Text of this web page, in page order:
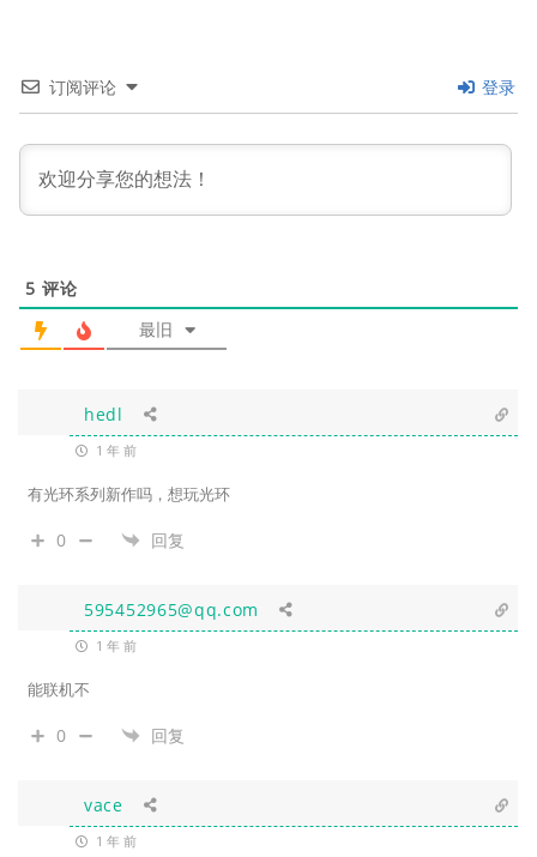
订阅评论 登录
5 评论
最旧
hedl
1 年 前
有光环系列新作吗，想玩光环
0 回复
595452965@qq.com
1 年 前
能联机不
0 回复
vace
1 年 前